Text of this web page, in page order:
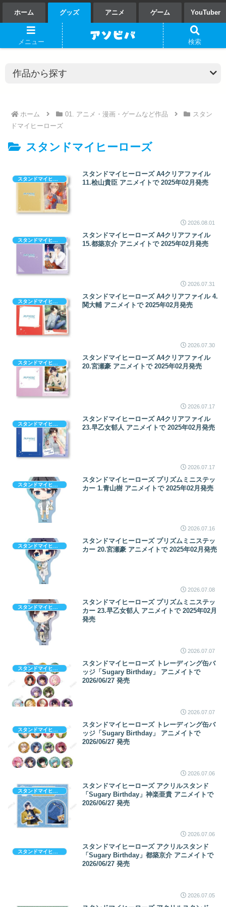
ホーム グッズ アニメ ゲーム YouTuber
ホーム 01. アニメ・漫画・ゲームなど作品
スタン
ドマイヒーローズ
スタンドマイヒーローズ
スタンドマイヒーローズ
スタンドマイヒーローズ A4クリアファイル
11.桧山貴臣 アニメイトで 2025年02月発売
2026.08.01
スタンドマイヒーローズ
スタンドマイヒーローズ A4クリアファイル
15.都築京介 アニメイトで 2025年02月発売
2026.07.31
スタンドマイヒーローズ A4クリアファイル 4.
関大輔 アニメイトで 2025年02月発売
2026.07.30
スタンドマイヒーローズ A4クリアファイル
20.宮瀬豪 アニメイトで 2025年02月発売
2026.07.17
スタンドマイヒーローズ A4クリアファイル
23.早乙女郁人 アニメイトで 2025年02月発売
2026.07.17
スタンドマイヒーローズ
スタンドマイヒーローズ プリズムミニステッ
カー 1.青山樹 アニメイトで 2025年02月発売
2026.07.16
スタンドマイヒーローズ
スタンドマイヒーローズ プリズムミニステッ
カー 20.宮瀬豪 アニメイトで 2025年02月発売
2026.07.08
スタンドマイヒーローズ プリズムミニステッ
カー 23.早乙女郁人 アニメイトで 2025年02月
発売
2026.07.07
スタンドマイヒーローズ トレーディング缶バ
ッジ「Sugary Birthday」 アニメイトで
2026/06/27 発売
2026.07.07
スタンドマイヒーローズ トレーディング缶バ
ッジ「Sugary Birthday」 アニメイトで
2026/06/27 発売
2026.07.06
スタンドマイヒーローズ アクリルスタンド
「Sugary Birthday」神楽亜貴 アニメイトで
2026/06/27 発売
2026.07.06
スタンドマイヒーローズ
スタンドマイヒーローズ アクリルスタンド
「Sugary Birthday」都築京介 アニメイトで
2026/06/27 発売
2026.07.05
メニュー 検索